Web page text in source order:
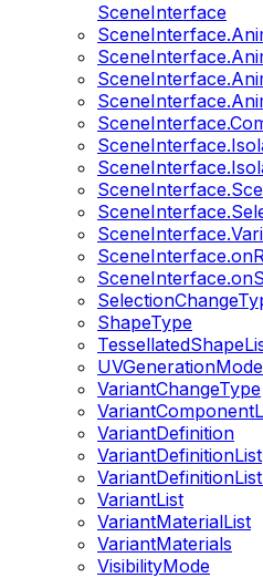
SceneInterface
ShapeType
UVGenerationMode
VariantChangeType
VariantDefinition
VariantDefinitionList
VariantList
VariantMaterialList
VariantMaterials
VisibilityMode